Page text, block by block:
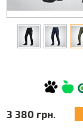
3 380 грн.